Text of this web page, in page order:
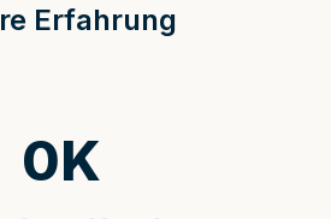
Erfahrung
0K